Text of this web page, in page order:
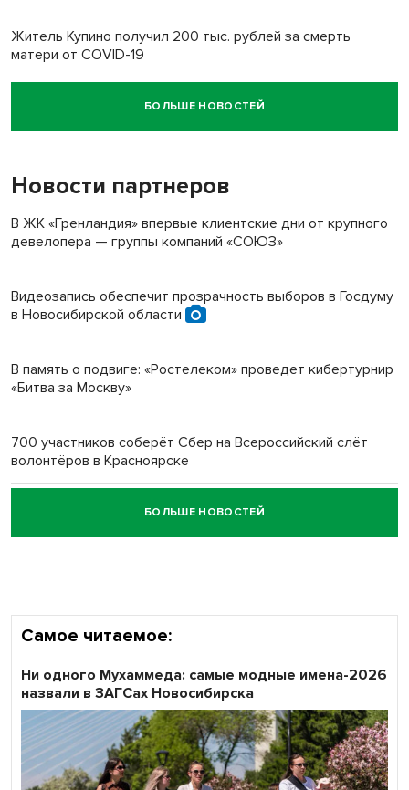
Житель Купино получил 200 тыс. рублей за смерть
матери от COVID-19
Новосибирский суд наказал водителя за смерть
пенсионерки на вокзале
«Мы живём на пастбище!»: в новосибирском селе лошади
терроризируют жителей
Инвалид получил условный срок за избиение врачей
Новосибирский преподаватель с женой вошли в топ-16
Обновлённое отделение ВТБ открылось в Искитиме
БОЛЬШЕ НОВОСТЕЙ
Новости партнеров
В ЖК «Гренландия» впервые клиентские дни от крупного
девелопера — группы компаний «СОЮЗ»
Видеозапись обеспечит прозрачность выборов в Госдуму
в Новосибирской области
В память о подвиге: «Ростелеком» проведет кибертурнир
«Битва за Москву»
700 участников соберёт Сбер на Всероссийский слёт
волонтёров в Красноярске
Честный выбор: видеонаблюдение обеспечит
объективность результатов ЕДГ в Новосибирской
БОЛЬШЕ НОВОСТЕЙ
Самое читаемое:
Ни одного Мухаммеда: самые модные имена-2026
назвали в ЗАГСах Новосибирска